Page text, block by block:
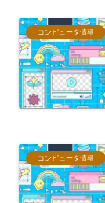
コンピュータ情報
コンピュータ情報